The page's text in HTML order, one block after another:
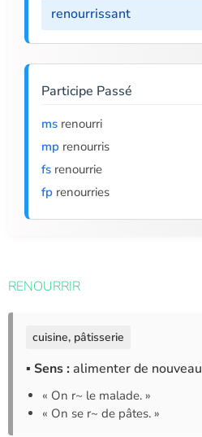
renourrissant
Participe Passé
ms renourri
mp renourris
fs renourrie
fp renourries
RENOURRIR
cuisine, pâtisserie
▪ Sens : alimenter de nouveau
« On r~ le malade. »
« On se r~ de pâtes. »